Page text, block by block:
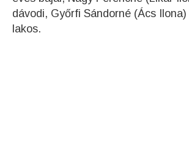
dávodi, Győrfi Sándorné (Ács
lakos.